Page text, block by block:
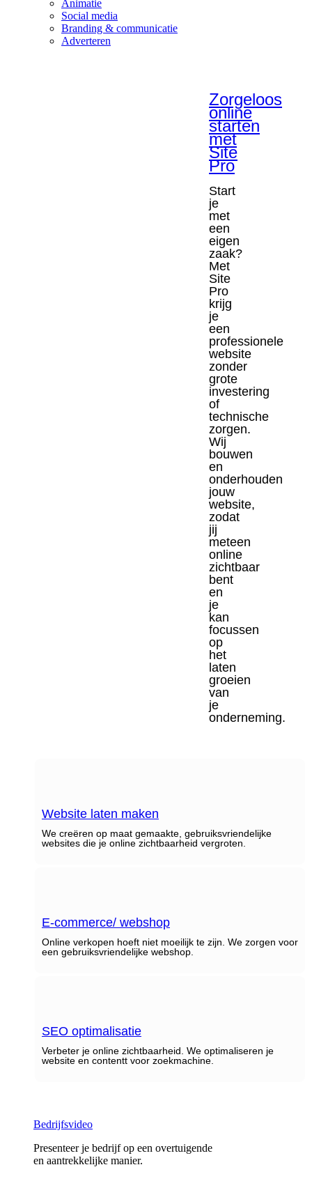
Animatie
Social media
Branding & communicatie
Adverteren
Zorgeloos
online
starten
met
Site
Pro
Start
je
met
een
eigen
zaak?
Met
Site
Pro
krijg
je
een
professionele
website
zonder
grote
investering
of
technische
zorgen.
Wij
bouwen
en
onderhouden
jouw
website,
zodat
jij
meteen
online
zichtbaar
bent
en
je
kan
focussen
op
het
laten
groeien
van
je
onderneming.
Website laten maken
We creëren op maat gemaakte, gebruiksvriendelijke
websites die je online zichtbaarheid vergroten.
E-commerce/ webshop
Online verkopen hoeft niet moeilijk te zijn. We zorgen voor
een gebruiksvriendelijke webshop.
SEO optimalisatie
Verbeter je online zichtbaarheid. We optimaliseren je
website en contentt voor zoekmachine.
Bedrijfsvideo
Presenteer je bedrijf op een overtuigende
en aantrekkelijke manier.